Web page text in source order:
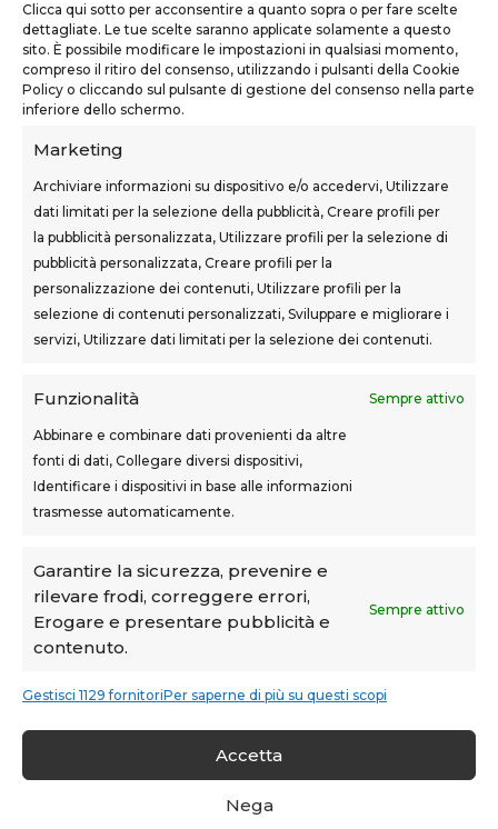
Clicca qui sotto per acconsentire a quanto sopra o per fare scelte
dettagliate. Le tue scelte saranno applicate solamente a questo
sito. È possibile modificare le impostazioni in qualsiasi momento,
compreso il ritiro del consenso, utilizzando i pulsanti della Cookie
Policy o cliccando sul pulsante di gestione del consenso nella parte
inferiore dello schermo.
Marketing
Archiviare informazioni su dispositivo e/o accedervi, Utilizzare
dati limitati per la selezione della pubblicità, Creare profili per
la pubblicità personalizzata, Utilizzare profili per la selezione di
pubblicità personalizzata, Creare profili per la
personalizzazione dei contenuti, Utilizzare profili per la
selezione di contenuti personalizzati, Sviluppare e migliorare i
servizi, Utilizzare dati limitati per la selezione dei contenuti.
Funzionalità Sempre attivo
Abbinare e combinare dati provenienti da altre
fonti di dati, Collegare diversi dispositivi,
Identificare i dispositivi in base alle informazioni
trasmesse automaticamente.
Garantire la sicurezza, prevenire e
rilevare frodi, correggere errori,
Erogare e presentare pubblicità e
contenuto.
Sempre attivo
Gestisci 1129 fornitoriPer saperne di più su questi scopi
Accetta
Nega
Castelfranco di Sotto (PI)
teknoform@teknoform.it
SEDI CORSI
Sovigliana – Vinci
Via F.lli Cairoli, 12
Castelfranco di Sotto
Teknoform srl – p.iva 05765060487 – Cap. Soc. euro
10.000 – CCIAA Toscana Nord Ovest – n.isc. REA PI-
Teknoform è Centro Formativo AiFOS (C.F.A.)